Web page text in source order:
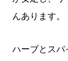
んあります。
ハーブとスパ